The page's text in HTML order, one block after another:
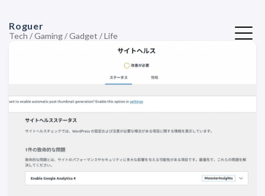
Roguer
Tech / Gaming / Gadget / Life